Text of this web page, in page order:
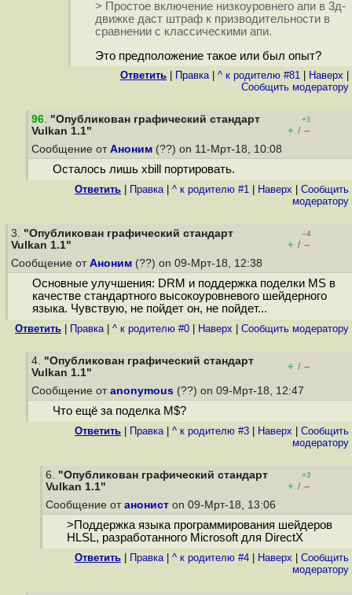
> Простое включение низкоуровнего апи в 3д-
движке даст штраф к призводительности в
сравнении с классическими апи.
Это предположение такое или был опыт?
Ответить Правка| ^ к родителю #81 Наверх
Cообщить модератору
96. "Опубликован графический стандарт
Vulkan 1.1"
+1
+ / –
Сообщение от Аноним (??) on 11-Мрт-18, 10:08
Осталось лишь xbill портировать.
Ответить Правка| ^ к родителю #1 Наверх
Cообщить
модератору
3. "Опубликован графический стандарт
Vulkan 1.1"
–4
+ / –
Сообщение от Аноним (??) on 09-Мрт-18, 12:38
Основные улучшения: DRM и поддержка поделки MS в
качестве стандартного высокоуровневого шейдерного
языка. Чувствую, не пойдет он, не пойдет...
Ответить Правка| ^ к родителю #0 Наверх Cообщить модератору
4. "Опубликован графический стандарт
Vulkan 1.1"
+ / –
Сообщение от anonymous (??) on 09-Мрт-18, 12:47
Что ещё за поделка M$?
Ответить Правка| ^ к родителю #3 Наверх
Cообщить
модератору
6. "Опубликован графический стандарт
Vulkan 1.1"
+3
+ / –
Сообщение от анонист on 09-Мрт-18, 13:06
>Поддержка языка программирования шейдеров
HLSL, разработанного Microsoft для DirectX
Ответить Правка| ^ к родителю #4 Наверх
Cообщить
модератору